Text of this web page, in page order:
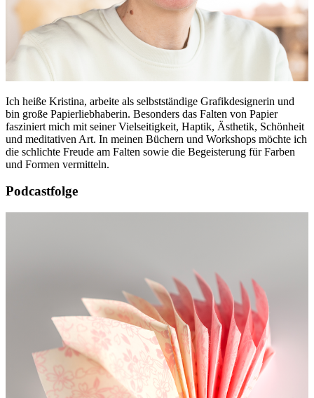
Ich heiße Kristina, arbeite als selbstständige Grafikdesignerin und
bin große Papierliebhaberin. Besonders das Falten von Papier
fasziniert mich mit seiner Vielseitigkeit, Haptik, Ästhetik, Schönheit
und meditativen Art. In meinen Büchern und Workshops möchte ich
die schlichte Freude am Falten sowie die Begeisterung für Farben
und Formen vermitteln.
Podcastfolge